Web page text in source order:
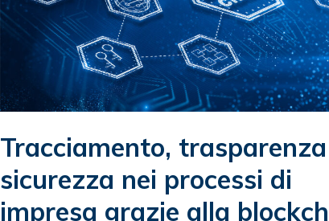
Tracciamento,
sicurezza nei processi di
impresa grazie alla